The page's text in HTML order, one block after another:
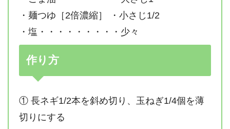
・麺つゆ［2倍濃縮］ ・小さじ1/2
・塩・・・・・・・・・少々
作り方
① 長ネギ1/2本を斜め切り、玉ねぎ1/4個を薄
切りにする